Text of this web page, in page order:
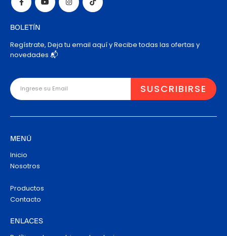
BOLETÍN
Regístrate, Deja tu email aquí y Recibe todas las ofertas y
novedades 📬
MENÚ
Inicio
Nosotros
Productos
Contacto
ENLACES